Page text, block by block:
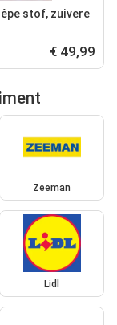
stof, zuivere
€ 49,99
Zeeman
Lidl